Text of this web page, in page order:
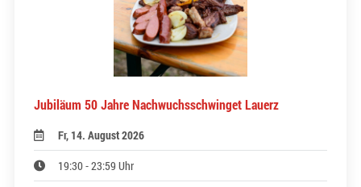
Jubiläum 50 Jahre Nachwuchsschwinget Lauerz
Fr, 14. August 2026
19:30 - 23:59 Uhr